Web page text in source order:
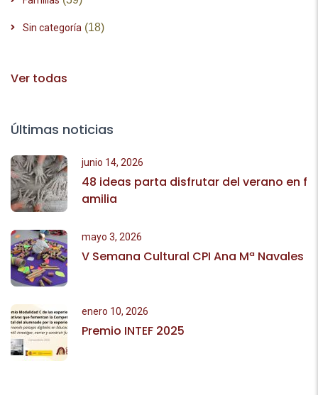
Sin categoría (18)
Ver todas
Últimas noticias
junio 14, 2026
48 ideas parta disfrutar del verano en f
amilia
mayo 3, 2026
V Semana Cultural CPI Ana Mª Navales
enero 10, 2026
Premio INTEF 2025